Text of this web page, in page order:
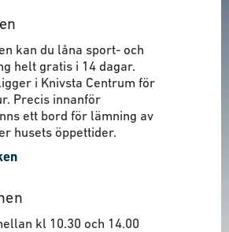
kan du låna sport- och
helt gratis i 14 dagar.
i Knivsta Centrum för
Precis innanför
ett bord för lämning av
husets öppettider.
kl 10.30 och 14.00